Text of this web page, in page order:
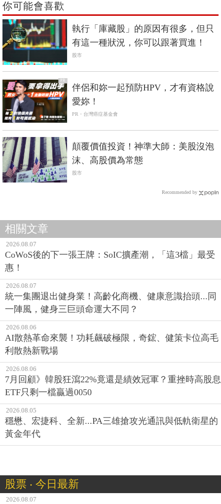
你可能會喜歡
執行「庫藏股」的原因有很多，但只
有這一種狀況，你可以跟著買進！
股市
PR
伴侶和妳一起預防HPV，才有資格說
愛妳！
PR・台灣癌症基金會
顛覆價值投資！神準大師：美股沒泡
沫、高股價為常態
股市
Recommended by
相關文章
2026.08.07
CoWoS後的下一張王牌：SoIC擴產潮，「這3檔」最受
惠！
2026.08.07
統一集團退出健身業！高齡化商機、健康意識抬頭...同
一陣風，健身三巨頭命運大不同？
2026.08.06
AI散熱革命來襲！功耗飆破極限，奇鋐、健策卡位高毛
利散熱新戰場
2026.08.06
7月回顧》韓股狂瀉22%竟還是績效冠軍？重挫時高股息
ETF只剩一檔贏過0050
2026.08.05
穩懋、宏捷科、全新...PA三雄搶攻光通訊與低軌衛星的
黃金年代
股票 ‧ 今日最新
2026.08.07